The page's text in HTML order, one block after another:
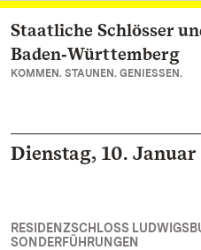
Zum Hauptinhalt
Staatliche Schlösser
Baden‑Württemberg
KOMMEN. STAUNEN. GENIESSEN.
Dienstag, 10. Januar
RESIDENZSCHLOSS
SONDERFÜHRUNGEN